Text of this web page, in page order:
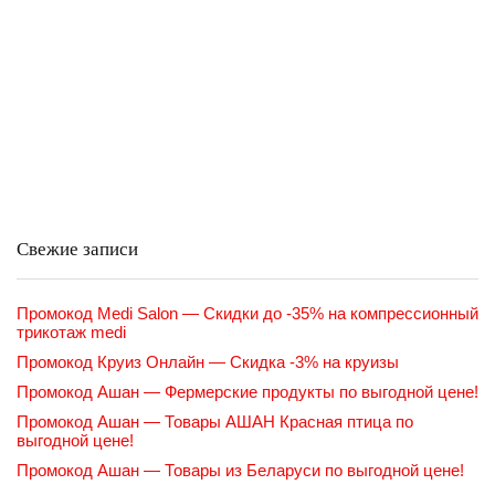
Свежие записи
Промокод Medi Salon — Скидки до -35% на компрессионный
трикотаж medi
Промокод Круиз Онлайн — Скидка -3% на круизы
Промокод Ашан — Фермерские продукты по выгодной цене!
Промокод Ашан — Товары АШАН Красная птица по
выгодной цене!
Промокод Ашан — Товары из Беларуси по выгодной цене!